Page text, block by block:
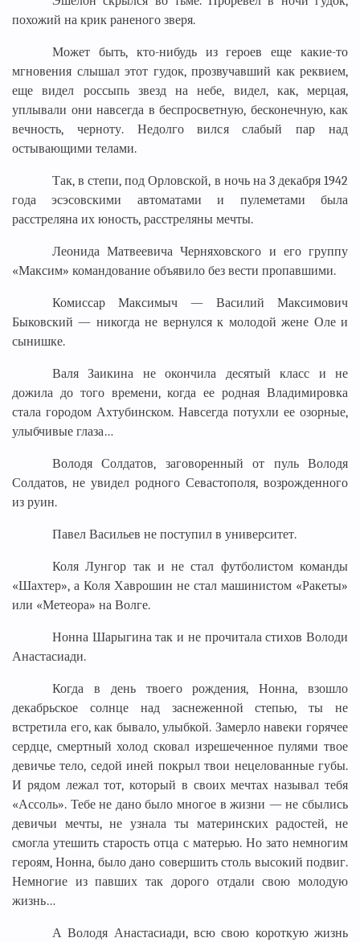
похожий на крик раненого зверя.
Может быть, кто-нибудь из героев еще какие-то
мгновения слышал этот гудок, прозвучавший как реквием,
еще видел россыпь звезд на небе, видел, как, мерцая,
уплывали они навсегда в беспросветную, бесконечную, как
вечность, черноту. Недолго вился слабый пар над
остывающими телами.
Так, в степи, под Орловской, в ночь на 3 декабря 1942
года эсэсовскими автоматами и пулеметами была
расстреляна их юность, расстреляны мечты.
Леонида Матвеевича Черняховского и его группу
«Максим» командование объявило без вести пропавшими.
Комиссар Максимыч — Василий Максимович
Быковский — никогда не вернулся к молодой жене Оле и
сынишке.
Валя Заикина не окончила десятый класс и не
дожила до того времени, когда ее родная Владимировка
стала городом Ахтубинском. Навсегда потухли ее озорные,
улыбчивые глаза…
Володя Солдатов, заговоренный от пуль Володя
Солдатов, не увидел родного Севастополя, возрожденного
из руин.
Павел Васильев не поступил в университет.
Коля Лунгор так и не стал футболистом команды
«Шахтер», а Коля Хаврошин не стал машинистом «Ракеты»
или «Метеора» на Волге.
Нонна Шарыгина так и не прочитала стихов Володи
Анастасиади.
Когда в день твоего рождения, Нонна, взошло
декабрьское солнце над заснеженной степью, ты не
встретила его, как бывало, улыбкой. Замерло навеки горячее
сердце, смертный холод сковал изрешеченное пулями твое
девичье тело, седой иней покрыл твои нецелованные губы.
И рядом лежал тот, который в своих мечтах называл тебя
«Ассоль». Тебе не дано было многое в жизни — не сбылись
девичьи мечты, не узнала ты материнских радостей, не
смогла утешить старость отца с матерью. Но зато немногим
героям, Нонна, было дано совершить столь высокий подвиг.
Немногие из павших так дорого отдали свою молодую
жизнь…
А Володя Анастасиади, всю свою короткую жизнь